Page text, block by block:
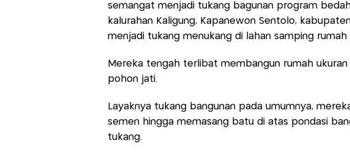
semangat menjadi tukang bagunan program
kalurahan Kaligung, Kapanewon Sentolo,
menjadi tukang menukang di lahan samping rumah
Mereka tengah terlibat membangun rumah
pohon jati.
Layaknya tukang bangunan pada umumnya,
semen hingga memasang batu di atas pondasi
tukang.